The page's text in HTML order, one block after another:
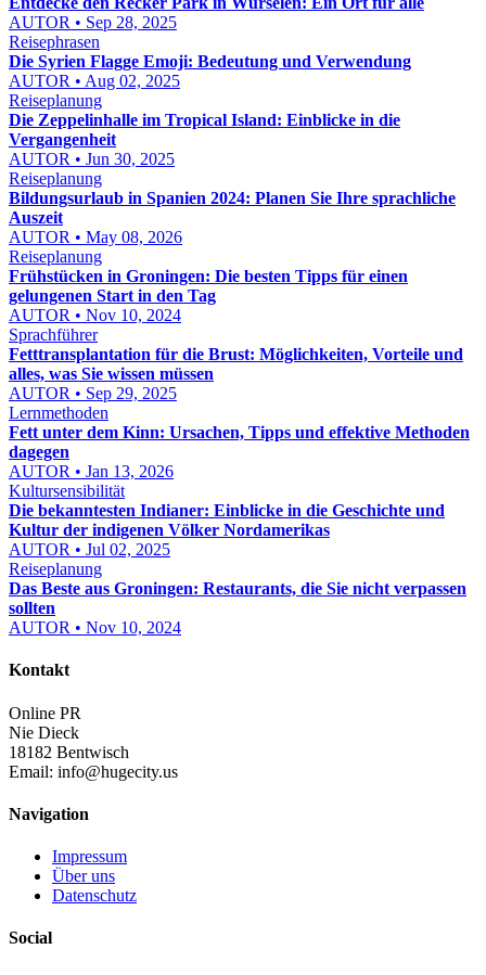
AUTOR • Sep 28, 2025
Reisephrasen
Die Syrien Flagge Emoji: Bedeutung und Verwendung
AUTOR • Aug 02, 2025
Reiseplanung
Die Zeppelinhalle im Tropical Island: Einblicke in die
Vergangenheit
AUTOR • Jun 30, 2025
Reiseplanung
Bildungsurlaub in Spanien 2024: Planen Sie Ihre sprachliche
Auszeit
AUTOR • May 08, 2026
Reiseplanung
Frühstücken in Groningen: Die besten Tipps für einen
gelungenen Start in den Tag
AUTOR • Nov 10, 2024
Sprachführer
Fetttransplantation für die Brust: Möglichkeiten, Vorteile und
alles, was Sie wissen müssen
AUTOR • Sep 29, 2025
Lernmethoden
Fett unter dem Kinn: Ursachen, Tipps und effektive Methoden
dagegen
AUTOR • Jan 13, 2026
Kultursensibilität
Die bekanntesten Indianer: Einblicke in die Geschichte und
Kultur der indigenen Völker Nordamerikas
AUTOR • Jul 02, 2025
Reiseplanung
Das Beste aus Groningen: Restaurants, die Sie nicht verpassen
sollten
AUTOR • Nov 10, 2024
Kontakt
Online PR
Nie Dieck
18182 Bentwisch
Email: info@hugecity.us
Navigation
Impressum
Über uns
Datenschutz
Social